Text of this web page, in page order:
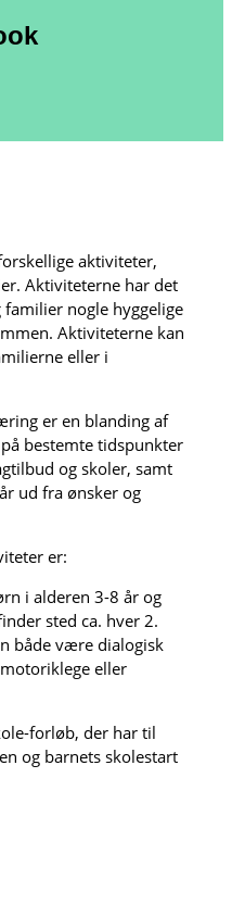
aktiviteter,
Aktiviteterne har det
nogle hyggelige
Aktiviteterne kan
eller i
er en blanding af
bestemte tidspunkter
og skoler, samt
ud fra ønsker og
er:
i alderen 3-8 år og
sted ca. hver 2.
både være dialogisk
eller
forløb, der har til
og barnets skolestart